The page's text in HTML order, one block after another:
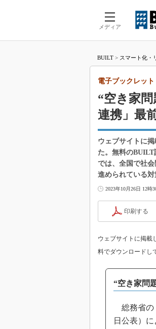
メディア
BUILT > スマート化・
“空き家
連携」最
電子ブックレット
ウェブサイトに
た。無料のBUILT
では、全国で社
進められている対
2023年10月26日 12時
印刷する
ウェブサイトに掲載
料でダウンロードし
“空き家問
総務省の
日公表）